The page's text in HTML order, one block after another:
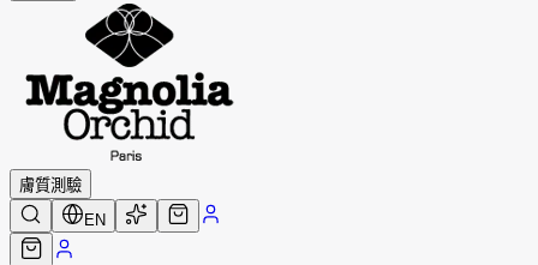
膚質測驗
EN